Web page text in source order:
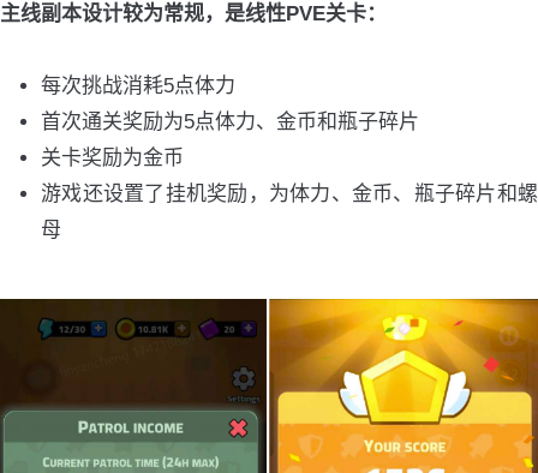
主线副本设计较为常规，是线性PVE关卡：
每次挑战消耗5点体力
首次通关奖励为5点体力、金币和瓶子碎片
关卡奖励为金币
游戏还设置了挂机奖励，为体力、金币、瓶子碎片和螺
母